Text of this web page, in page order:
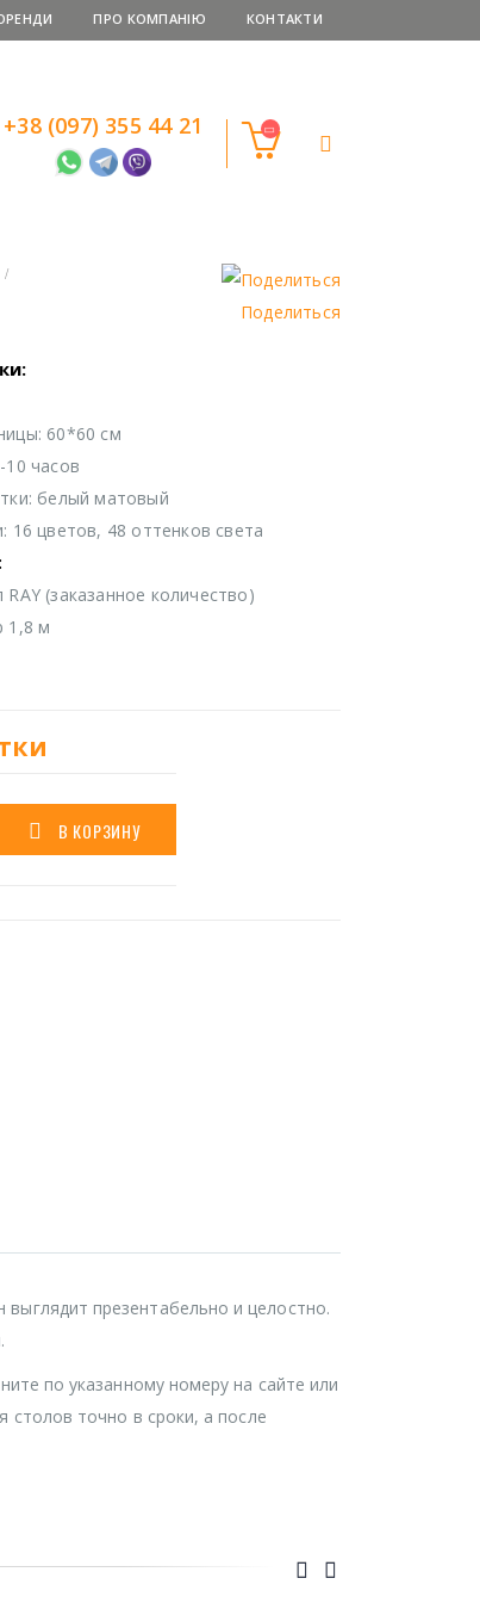
ПРО КОМПАНІЮ КОНТАКТИ
+38 (097) 355 44 21
Поделиться
60*60 см
часов
белый матовый
16 цветов, 48 оттенков света
(заказанное количество)
1,8 м
В КОРЗИНУ
презентабельно и целостно.
по указанному номеру на сайте или
столов точно в сроки, а после